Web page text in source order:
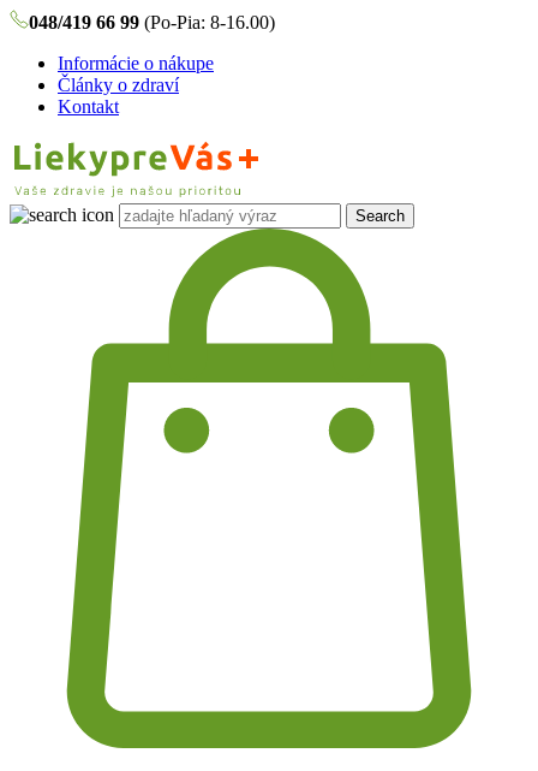
048/419 66 99 (Po-Pia: 8-16.00)
Informácie o nákupe
Články o zdraví
Kontakt